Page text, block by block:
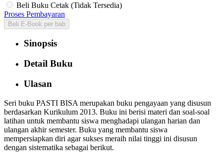
Beli Buku Cetak (Tidak Tersedia)
Proses Pembayaran
Beli E-Book per bab
Sinopsis
Detail Buku
Ulasan
Seri buku PASTI BISA merupakan buku pengayaan yang disusun
berdasarkan Kurikulum 2013. Buku ini berisi materi dan soal-soal
latihan untuk membantu siswa menghadapi ulangan harian dan
ulangan akhir semester. Buku yang membantu siswa
mempersiapkan diri agar sukses meraih nilai tinggi ini disusun
dengan sistematika sebagai berikut.